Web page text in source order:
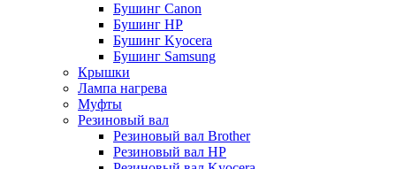
Бушинг Canon
Бушинг HP
Бушинг Kyocera
Бушинг Samsung
Крышки
Лампа нагрева
Муфты
Резиновый вал
Резиновый вал Brother
Резиновый вал HP